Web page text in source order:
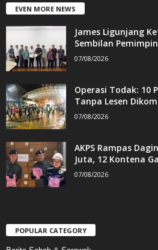
EVEN MORE NEWS
James Ligunjang
Sembilan
07/08/2026
Operasi Todak: 10
Tanpa Lesen
07/08/2026
AKPS Rampas
Juta, 12 Kontena
07/08/2026
POPULAR CATEGORY